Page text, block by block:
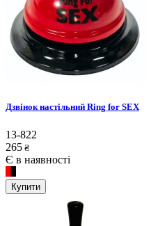
Дзвінок настільний Ring for SEX
13-822
265 ₴
Є в наявності
Купити